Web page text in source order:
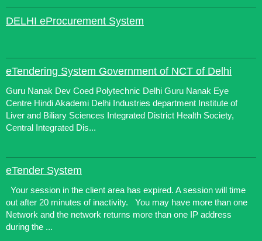
DELHI eProcurement System
eTendering System Government of NCT of Delhi
Guru Nanak Dev Coed Polytechnic Delhi Guru Nanak Eye
Centre Hindi Akademi Delhi Industries department Institute of
Liver and Biliary Sciences Integrated District Health Society,
Central Integrated Dis...
eTender System
Your session in the client area has expired. A session will time
out after 20 minutes of inactivity. You may have more than one
Network and the network returns more than one IP address
during the ...